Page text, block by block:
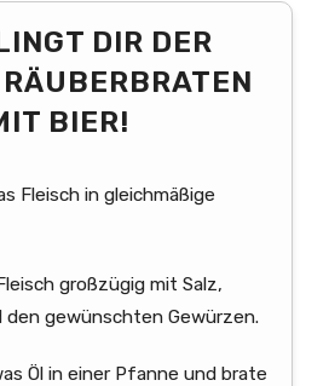
DIR DER
BIER!
Fleisch in gleichmäßige
großzügig mit Salz,
gewünschten Gewürzen.
Öl in einer Pfanne und brate